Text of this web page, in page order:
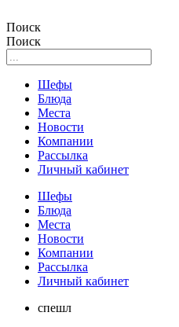
Поиск
Поиск
Шефы
Блюда
Места
Новости
Компании
Рассылка
Личный кабинет
Шефы
Блюда
Места
Новости
Компании
Рассылка
Личный кабинет
спешл